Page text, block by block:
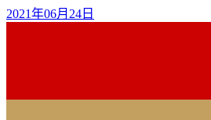
2021年06月24日